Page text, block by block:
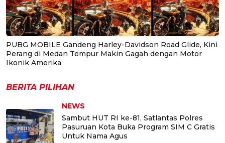
PUBG MOBILE Gandeng Harley-Davidson Road Glide, Kini
Perang di Medan Tempur Makin Gagah dengan Motor
Ikonik Amerika
BERITA PILIHAN
NEWS
Sambut HUT RI ke-81, Satlantas Polres
Pasuruan Kota Buka Program SIM C Gratis
Untuk Nama Agus